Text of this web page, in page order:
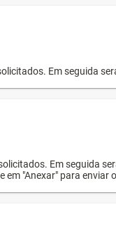
Em seguida
Em seguida
em "Anexar" para enviar